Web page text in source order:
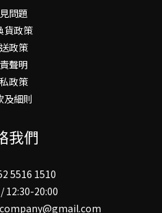
問題
貨政策
政策
聲明
政策
及細則
我們
5516 1510
12:30-20:00